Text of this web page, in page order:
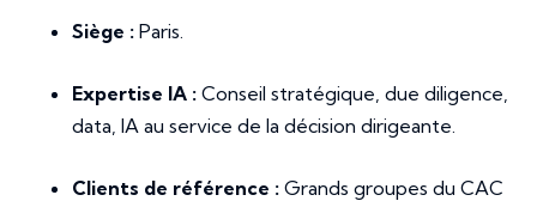
Siège : Paris.
Expertise IA : Conseil stratégique, due diligence,
data, IA au service de la décision dirigeante.
Clients de référence : Grands groupes du CAC